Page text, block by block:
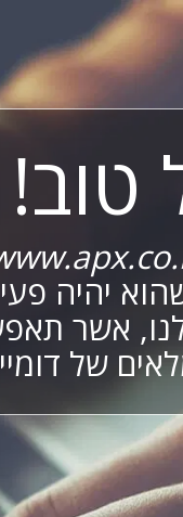
טוב!
יהיה
אשר
של